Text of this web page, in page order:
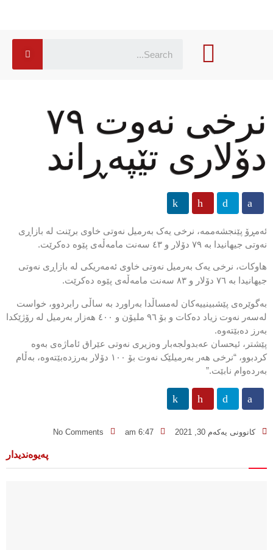
نرخی نەوت ٧٩
دۆلاری تێپەڕاند
ئەمڕۆ پێنجشەممە، نرخی یەک بەرمیل نەوتی خاوی برێنت لە بازاڕی
نەوتی جیھانیدا بە ٧٩ دۆلار و ٤٣ سەنت مامەڵەی پێوە دەکرێت.
ھاوکات، نرخی یەک بەرمیل نەوتی خاوی ئەمەریکی لە بازاڕی نەوتی
جیھانیدا بە ٧٦ دۆلار و ٨٣ سەنت مامەڵەی پێوە دەکرێت.
بەگوێرەی پێشبینییەکان لەمساڵدا بەراورد بە ساڵی رابردوو، خواست
لەسەر نەوت زیاد دەکات و بۆ ٩٦ ملیۆن و ٤٠٠ ھەزار بەرمیل لە رۆژێکدا
بەرز دەبێتەوە.
پێشتر، ئیحسان عەبدولجەبار وەزیری نەوتی عێراق ئاماژەی بەوە
کردبوو، “نرخی ھەر بەرمیلێک نەوت بۆ ١٠٠ دۆلار بەرزدەبێتەوە، بەڵام
بەردەوام نابێت.”
کانوونی یەکەم 30, 2021 6:47 am
No Comments
پەیوەندیدار